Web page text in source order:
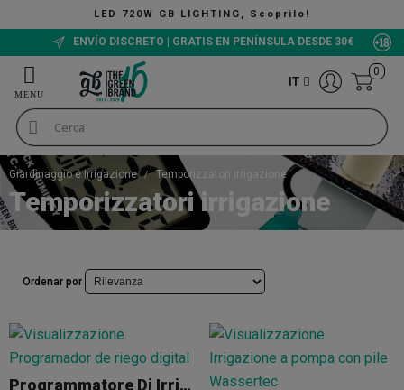
LED 720W GB LIGHTING, Scoprilo!
ENVÍO DISCRETO | GRATIS EN PENÍNSULA DESDE 30€
IT
0
Giardinaggio e Irrigazione Temporizzatori irrigazione
Temporizzatori irrigazione
Ordenar por
Programmatore Di Irrigazione Digitale